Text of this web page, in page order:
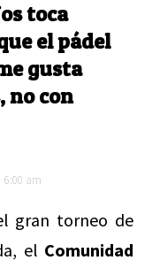
toca
el pádel
gusta
no con
6:00 am
gran torneo de
el Comunidad